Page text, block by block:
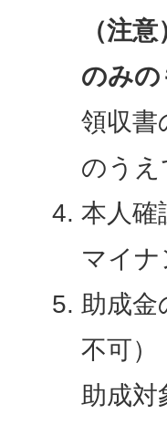
（注
のみ
領収書
のう
本人確
マイ
助成金
不可）
助成対